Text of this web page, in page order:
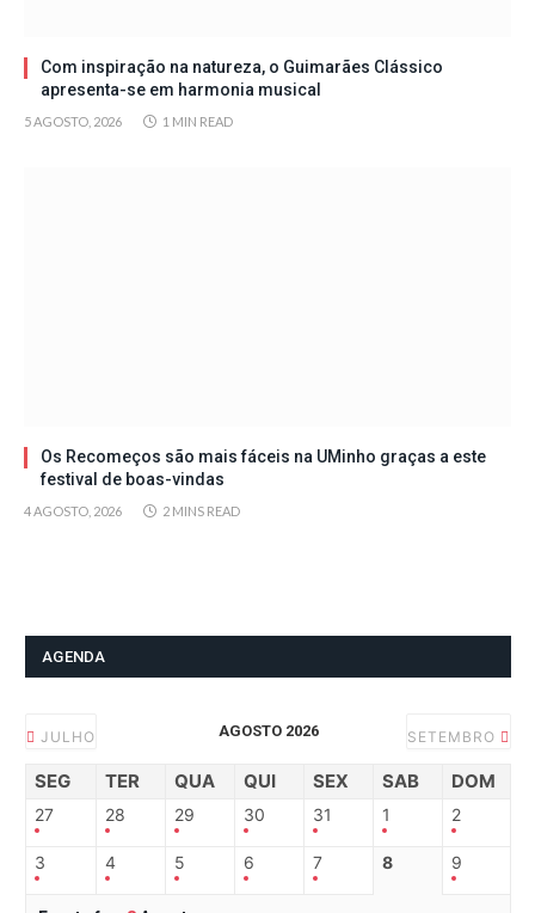
Com inspiração na natureza, o Guimarães Clássico
apresenta-se em harmonia musical
5 AGOSTO, 2026 1 MIN READ
Os Recomeços são mais fáceis na UMinho graças a este
festival de boas-vindas
4 AGOSTO, 2026 2 MINS READ
AGENDA
JULHO AGOSTO 2026 SETEMBRO
SEG TER QUA QUI SEX SAB DOM
27 28 29 30 31 1 2
3 4 5 6 7 8 9